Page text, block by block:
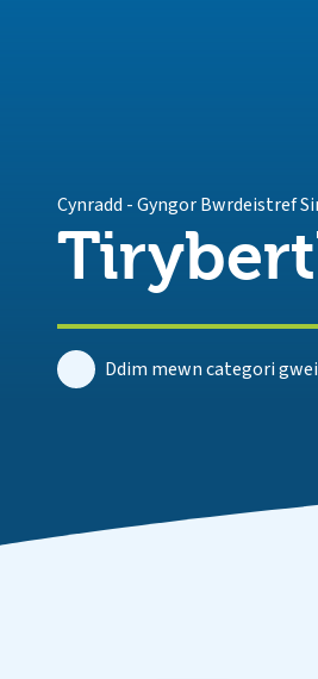
Cynradd -Gyngor Bwrdeistref
Ddim mewn categori